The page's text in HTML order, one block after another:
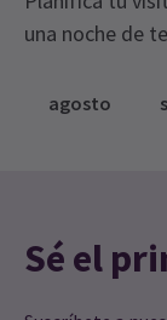
alastairbrown
buenos y la
plantearé
una noche de
agosto
Sé el